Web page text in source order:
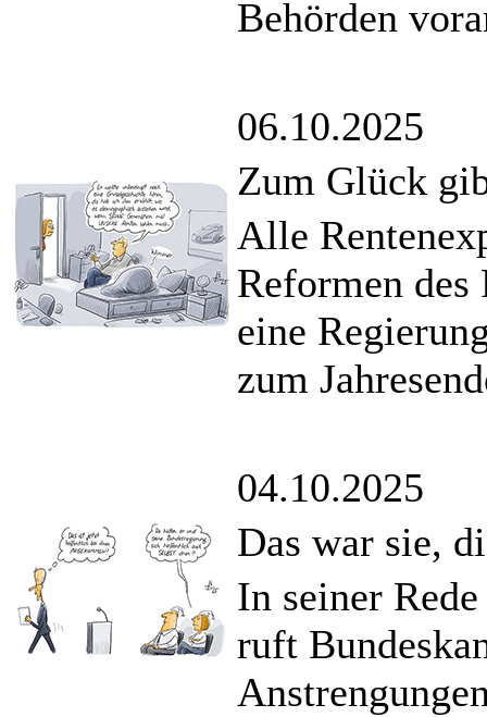
Behörden
06.10.2025
Zum Glück
Alle
Reformen
eine
zum
04.10.2025
Das war sie,
In seiner
ruft